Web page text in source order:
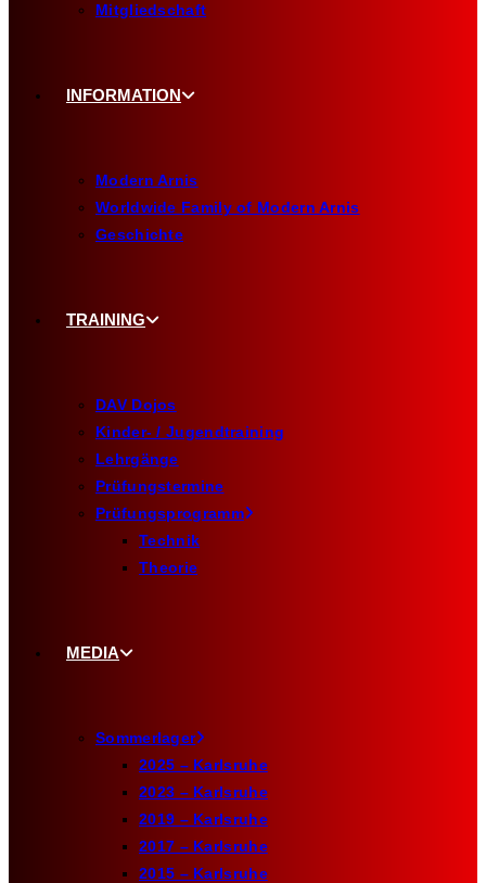
Mitgliedschaft
INFORMATION
Modern Arnis
Worldwide Family of Modern Arnis
Geschichte
TRAINING
DAV Dojos
Kinder- / Jugendtraining
Lehrgänge
Prüfungstermine
Prüfungsprogramm
Technik
Theorie
MEDIA
Sommerlager
2025 – Karlsruhe
2023 – Karlsruhe
2019 – Karlsruhe
2017 – Karlsruhe
2015 – Karlsruhe